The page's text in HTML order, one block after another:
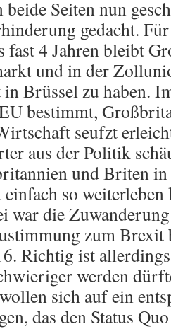
Seiten nun
gedacht.
fast 4 Jahren bleibt
und in der
Brüssel zu haben.
bestimmt,
seufzt
aus der Politik
und Briten
so
war die
zum Brexit
Richtig ist
werden
sich auf ein
das den Status